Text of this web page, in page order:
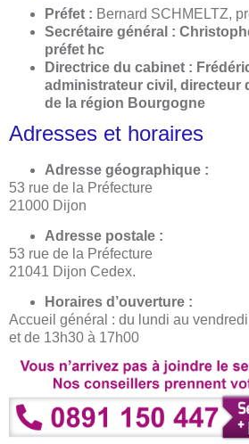
Préfet : Bernard SCHMELTZ,
Secrétaire général :
préfet hc
Directrice du cabinet :
administrateur civil, directeur
de la région Bourgogne
Adresses et horaires
Adresse géographique :
53 rue de la Préfecture
21000 Dijon
Adresse postale :
53 rue de la Préfecture
21041 Dijon Cedex.
Horaires d’ouverture :
Accueil général : du lundi au
et de 13h30 à 17h00